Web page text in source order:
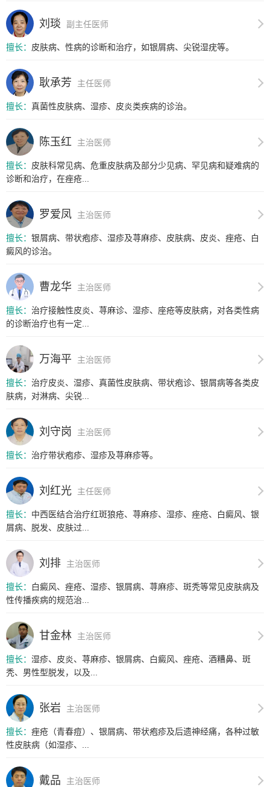
刘琰 副主任医师
擅长： 皮肤病、性病的诊断和治疗，如银屑病、尖锐湿疣等。
耿承芳 主任医师
擅长： 真菌性皮肤病、湿疹、皮炎类疾病的诊治。
陈玉红 主治医师
擅长： 皮肤科常见病、危重皮肤病及部分少见病、罕见病和疑难病的
诊断和治疗，在痤疮...
罗爱凤 主治医师
擅长： 银屑病、带状疱疹、湿疹及荨麻疹、皮肤病、皮炎、痤疮、白
癜风的诊治。
曹龙华 主治医师
擅长： 治疗接触性皮炎、荨麻诊、湿疹、座疮等皮肤病，对各类性病
的诊断治疗也有一定...
万海平 主治医师
擅长： 治疗皮炎、湿疹、真菌性皮肤病、带状疱诊、银屑病等各类皮
肤病，对淋病、尖锐...
刘守岗 主治医师
擅长： 治疗带状疱疹、湿疹及荨麻疹等。
刘红光 主任医师
擅长： 中西医结合治疗红斑狼疮、荨麻疹、湿疹、痤疮、白癜风、银
屑病、脱发、皮肤过...
刘排 主治医师
擅长：
白癜风、痤疮、湿疹、银屑病、荨麻疹、斑秃等常见皮肤病及
性传播疾病的规范治...
甘金林 主治医师
擅长： 湿疹、皮炎、荨麻疹、银屑病、白癜风、痤疮、酒糟鼻、斑
秃、男性型脱发，以及...
张岩 主治医师
擅长： 痤疮（青春痘）、银屑病、带状疱疹及后遗神经痛，各种过敏
性皮肤病（如湿疹、...
戴品 主治医师